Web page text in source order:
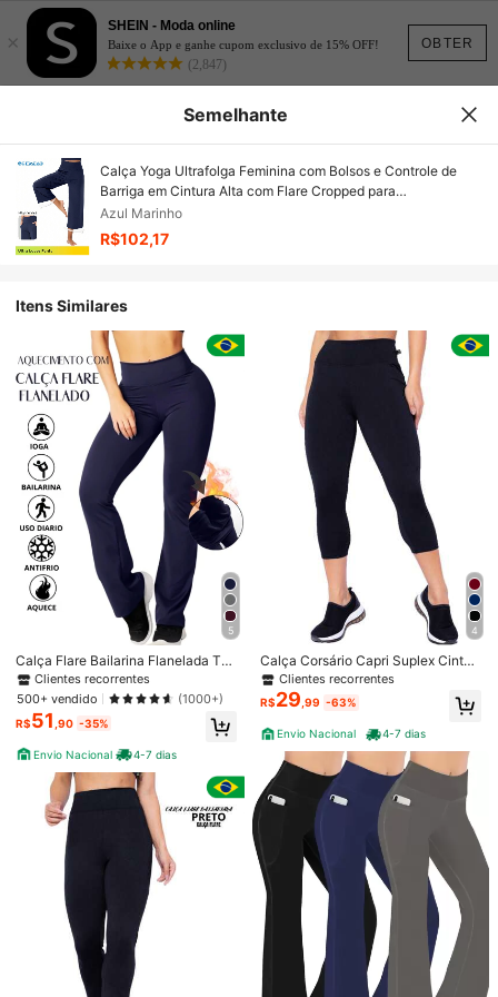
OBTER
×
SHEIN - Moda online
Baixe o App e ganhe cupom exclusivo de 15% OFF!
(2,847)
1/10
102 R$141,90 Últimos 3 dias
Calça Yoga Ultrafolga Feminina com Bolsos e
Controle de Barriga em Cintura Alta com F
lare Cropped para Primavera/Verão
(100+
Tamanho BR
(M) GG (XL) EG(XXL)
Semelhante
Calça Yoga Ultrafolga Feminina com Bolsos e Controle de
Barriga em Cintura Alta com Flare Cropped para
Primavera/Verão
Azul Marinho
R$102,17
Itens Similares
5
Calça Flare Bailarina Flanelada Tér
mica Antifrio Forrada Em Suplex W
OLFOX
Clientes recorrentes
500+ vendido
(1000+)
R$51 ,90 -35%
Envio Nacional 4-7 dias
4
Calça Corsário Capri Suplex Cintur
a AltaClientes recorrentes
R$29,99 -63%
Envio Nacional 4-7 dias